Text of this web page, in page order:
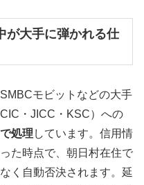
が大手に弾かれる仕
モビットなどの大手
・JICC・KSC）への
処理 しています。信用情
た時点で、朝日村在住で
く自動否決されます。延